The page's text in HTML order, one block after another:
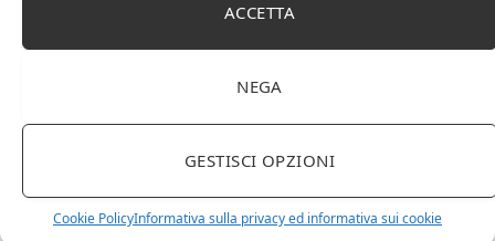
ACCETTA
NEGA
GESTISCI OPZIONI
Cookie PolicyInformativa sulla privacy ed informativa sui cookie
DOT Horeca Solutions 1000 Bicchieri PET
usa e getta bicchiere riciclabili per acqua bevande